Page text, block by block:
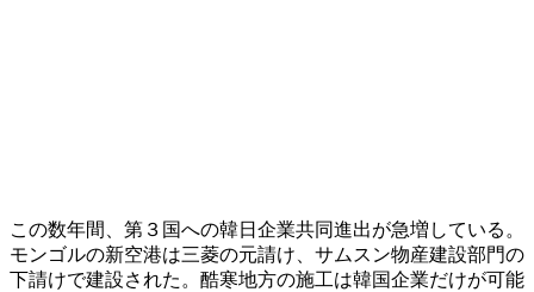
この数年間、第３国への韓日企業共同進出が急増している。
モンゴルの新空港は三菱の元請け、サムスン物産建設部門の
下請けで建設された。酷寒地方の施工は韓国企業だけが可能